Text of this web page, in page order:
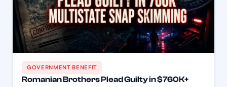
GOVERNMENT BENEFIT
Romanian Brothers Plead Guilty in $760K+